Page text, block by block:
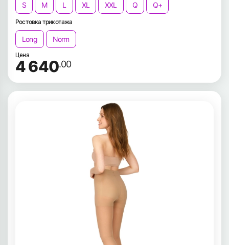
S M L XL XXL Q Q+
Ростовка трикотажа
Long Norm
Цена
4 640.00